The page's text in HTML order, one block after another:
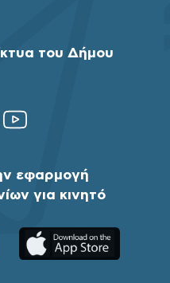
του Δήμου
εφαρμογή
για κινητό